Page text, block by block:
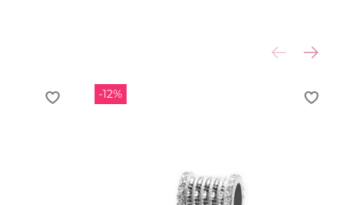
-12%